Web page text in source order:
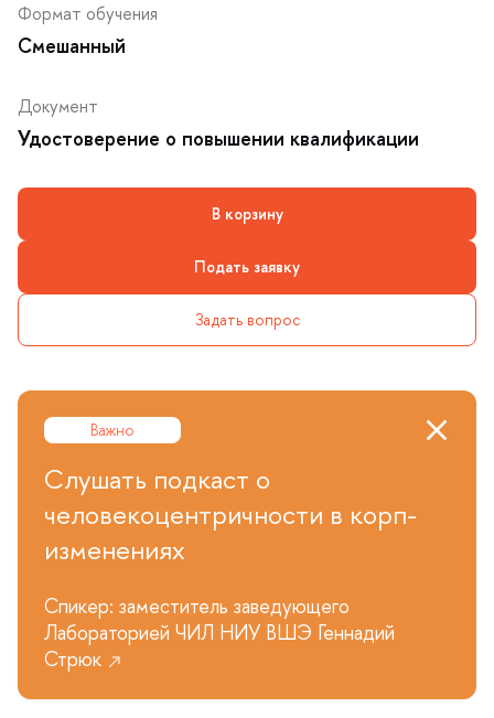
корзину
Подать заявку
Задать вопрос
Формат обучения
Смешанный
Документ
Удостоверение о повышении квалификации
ажно
Слушать подкаст о
человекоцентричности в корп-
изменениях
Спикер: заместитель заведующего
Лабораторией ЧИЛ НИУ ВШЭ Геннадий
Стрюк